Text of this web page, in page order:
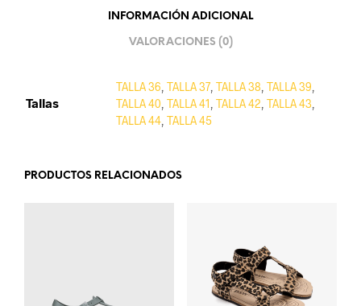
INFORMACIÓN ADICIONAL
VALORACIONES (0)
Tallas
TALLA 36 TALLA 37 TALLA 38 TALLA 39
TALLA 40 TALLA 41 TALLA 42 TALLA 43
TALLA 44 TALLA 45
PRODUCTOS RELACIONADOS